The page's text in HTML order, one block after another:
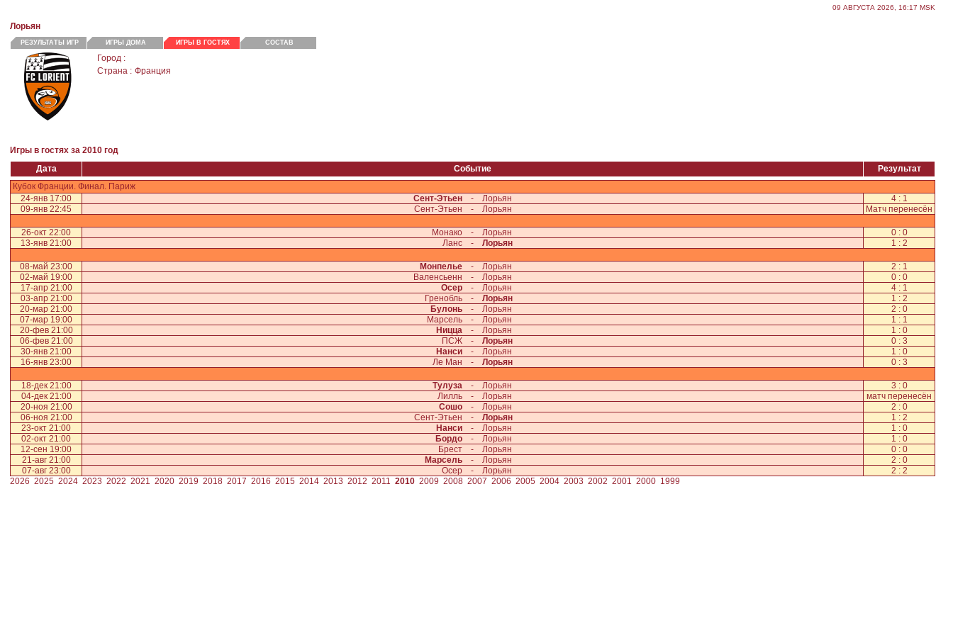
09 АВГУСТА 2026, 16:17 MSK
Лорьян
РЕЗУЛЬТАТЫ ИГР ИГРЫ ДОМА ИГРЫ В ГОСТЯХ СОСТАВ
Город :
Страна : Франция
Игры в гостях за 2010 год
Дата
Событие
Результат
Кубок Франции. Финал. Париж
24-янв 17:00
Сент-Этьен - Лорьян
4 : 1
09-янв 22:45
Сент-Этьен - Лорьян Матч перенесён
26-окт 22:00 Монако - Лорьян
0 : 0
13-янв 21:00
Ланс - Лорьян 1 : 2
08-май 23:00 Монпелье - Лорьян
2 : 1
02-май 19:00
Валенсьенн - Лорьян
0 : 0
17-апр 21:00
Осер - Лорьян
4 : 1
03-апр 21:00
Гренобль - Лорьян
1 : 2
20-мар 21:00
Булонь - Лорьян
2 : 0
07-мар 19:00
Марсель - Лорьян
1 : 1
20-фев 21:00
Ницца - Лорьян
1 : 0
06-фев 21:00
ПСЖ - Лорьян
0 : 3
30-янв 21:00
Нанси - Лорьян
1 : 0
16-янв 23:00
Ле Ман - Лорьян 0 : 3
18-дек 21:00 Тулуза - Лорьян
3 : 0
04-дек 21:00
Лилль - Лорьян
матч перенесён
20-ноя 21:00
Сошо - Лорьян
2 : 0
06-ноя 21:00
Сент-Этьен - Лорьян
1 : 2
23-окт 21:00
Нанси - Лорьян
1 : 0
02-окт 21:00
Бордо - Лорьян
1 : 0
12-сен 19:00
Брест - Лорьян
0 : 0
21-авг 21:00
Марсель - Лорьян
2 : 0
07-авг 23:00
Осер - Лорьян
2 : 2
2026 2025 2024 2023 2022 2021 2020 2019 2018 2017 2016 2015 2014 2013 2012 2011 2010 2009 2008 2007 2006 2005 2004 2003 2002 2001 2000 1999